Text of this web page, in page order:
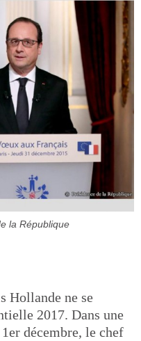
la République
Hollande ne se
2017. Dans une
décembre, le chef